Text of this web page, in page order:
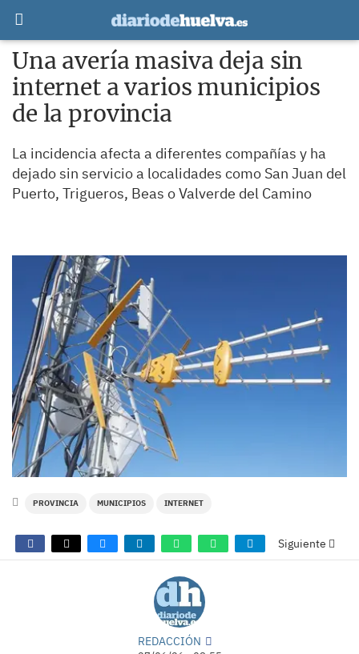
Una avería masiva deja sin
internet a varios municipios
de la provincia
La incidencia afecta a diferentes compañías y ha
dejado sin servicio a localidades como San Juan del
Puerto, Trigueros, Beas o Valverde del Camino
PROVINCIA MUNICIPIOS INTERNET
Siguiente
REDACCIÓN